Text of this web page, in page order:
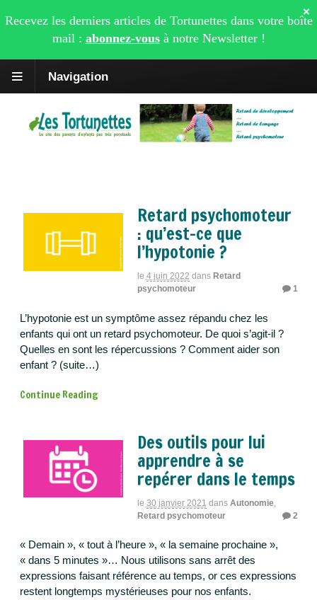
Recevez les derniers articles de Tortunettes dans votre boîte
mail : abonnez-vousà notre Newsletter!
×
Navigation
Retard psychomoteur
: qu’est-ce que
l’hypotonie ?
le 4 juin 2022 dans Retard
psychomoteur
1
L’hypotonie est un symptôme assez répandu chez les
enfants qui ont un retard psychomoteur. De quoi s’agit-il ?
Quelles en sont les répercussions ? Comment aider son
enfant ? (suite…)
Continue Reading
Des outils pour lui
apprendre à se
repérer dans le temps
le 30 janvier 2021 dans Autonomie,
Retard psychomoteur
2
« Demain », « tout à l’heure », « la semaine prochaine »,
« dans 5 minutes »… Nous utilisons sans arrêt des
expressions faisant référence au temps, or ces expressions
restent longtemps mystérieuses pour nos enfants.